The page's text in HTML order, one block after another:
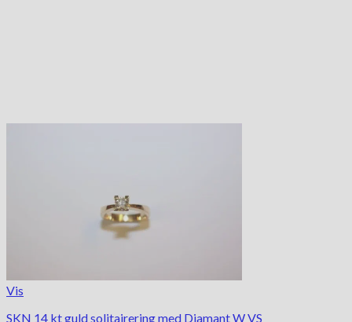
Vis
SKN 14 kt guld solitairering med Diamant W VS